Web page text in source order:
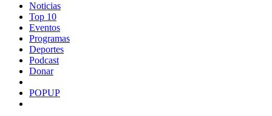
Noticias
Top 10
Eventos
Programas
Deportes
Podcast
Donar
POPUP